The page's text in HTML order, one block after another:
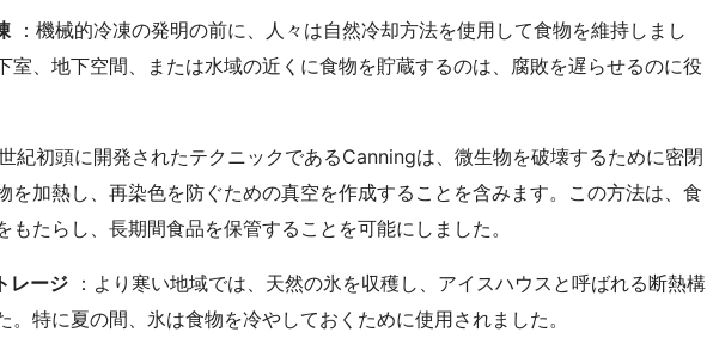
：機械的冷凍の発明の前に、人々は自然冷却方法を使用して食物を維持しまし
室、地下空間、または水域の近くに食物を貯蔵するのは、腐敗を遅らせるのに役
紀初頭に開発されたテクニックであるCanningは、微生物を破壊するために密閉
を加熱し、再染色を防ぐための真空を作成することを含みます。この方法は、食
もたらし、長期間食品を保管することを可能にしました。
レージ ：より寒い地域では、天然の氷を収穫し、アイスハウスと呼ばれる断熱構
。特に夏の間、氷は食物を冷やしておくために使用されました。